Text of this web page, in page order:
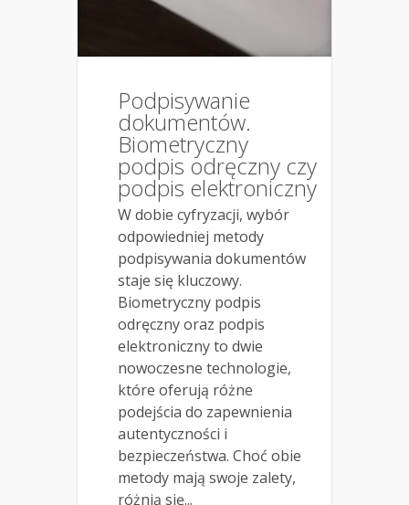
Podpisywanie
dokumentów.
Biometryczny
podpis odręczny czy
podpis elektroniczny
W dobie cyfryzacji, wybór
odpowiedniej metody
podpisywania dokumentów
staje się kluczowy.
Biometryczny podpis
odręczny oraz podpis
elektroniczny to dwie
nowoczesne technologie,
które oferują różne
podejścia do zapewnienia
autentyczności i
bezpieczeństwa. Choć obie
metody mają swoje zalety,
różnią się...